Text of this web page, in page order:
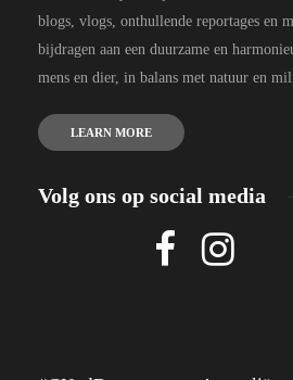
blogs, vlogs, onthullende reportages en
bijdragen aan een duurzame en
mens en dier, in balans met natuur en
LEARN MORE
Volg ons op social media